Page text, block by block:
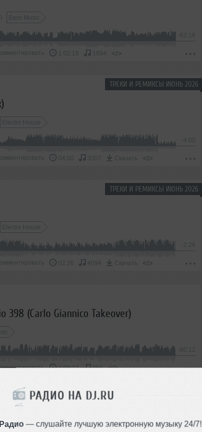
РАДИО НА DJ.RU
Радио — слушайте лучшую электронную музыку 24/7!
Bass Music
-62:18
Комментировать 1:02:18 1894 </>
ТРЕКИ И РЕМИКСЫ ИЮНЬ 2026
Electro House
-4:00
Комментировать 04:00 3307 Скачать </>
ТРЕКИ И РЕМИКСЫ ИЮНЬ 2026
Electro House
-2:26
Комментировать 02:26 4094 Скачать </>
(Carlo Giannico Takeover)
-60:12
1:00:12 956 </>
TECH HOUSE, МИКСЫ И ЛАЙВЫ МАЙ 2026